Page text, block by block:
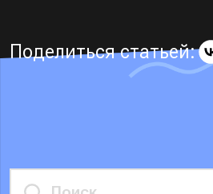
Поделиться статьей: